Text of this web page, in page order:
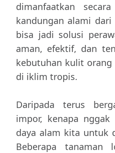
dimanfaatkan
kandungan alami
bisa jadi solusi
aman, efektif, dan
kebutuhan kulit
di iklim tropis.
Daripada terus
impor, kenapa
daya alam kita untuk
Beberapa tanaman